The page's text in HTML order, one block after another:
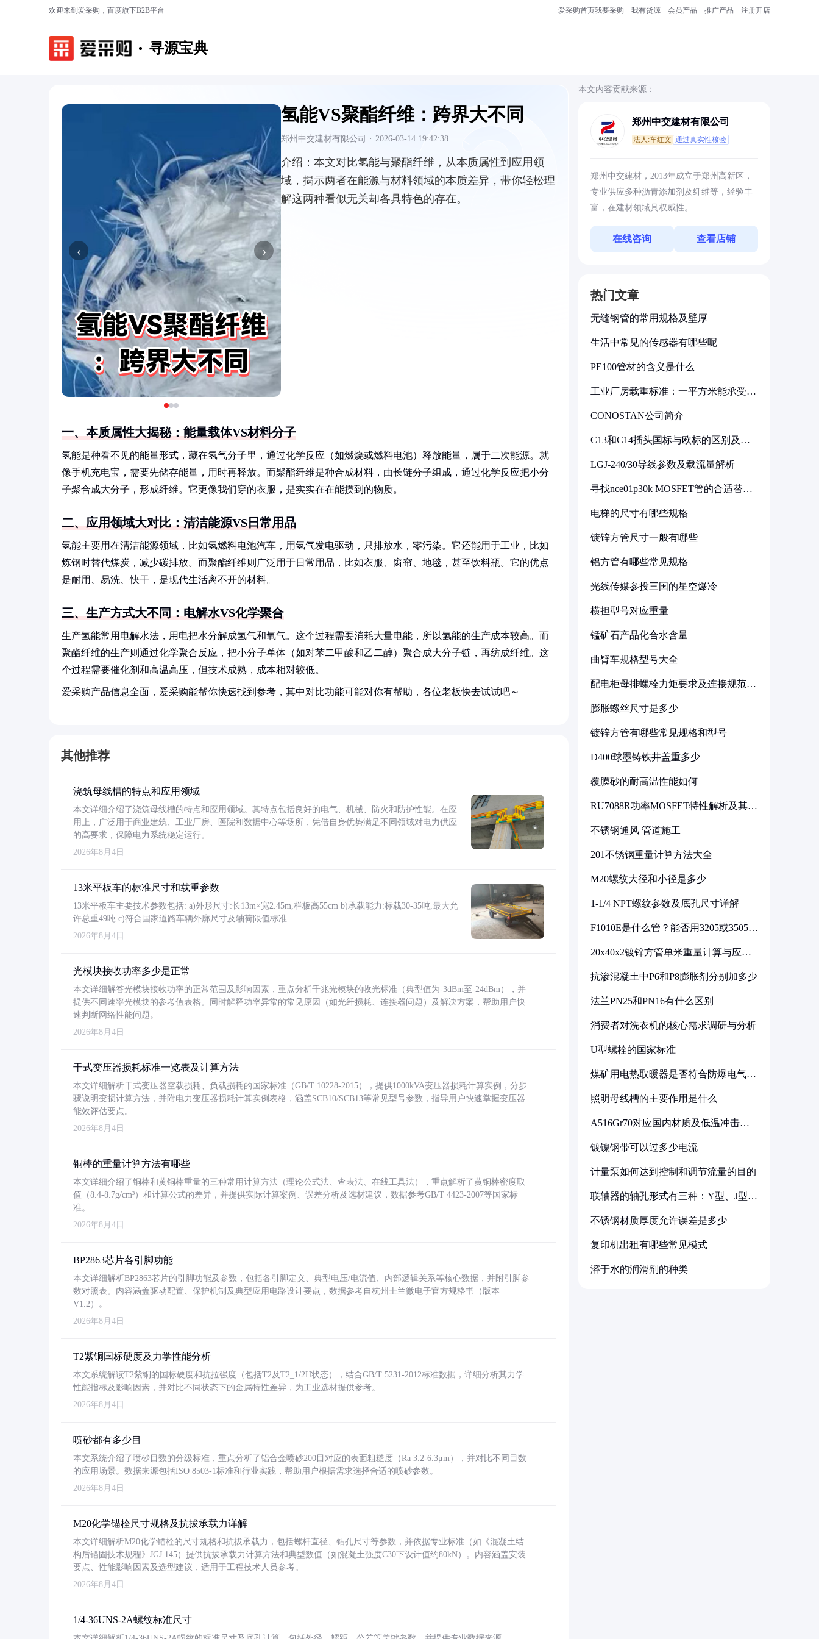
欢迎来到爱采购，百度旗下B2B平台 爱采购首页我要采购 我有货源 会员产品 推广产品 注册开店
寻源宝典
‹ ›
氢能VS聚酯纤维：跨界大不同
郑州中交建材有限公司 · 2026-03-14 19:42:38
介绍： 本文对比氢能与聚酯纤维，从本质属性到应用领
域，揭示两者在能源与材料领域的本质差异，带你轻松理
解这两种看似无关却各具特色的存在。
一、本质属性大揭秘：能量载体VS材料分子
氢能是种看不见的能量形式，藏在氢气分子里，通过化学反应（如燃烧或燃料电池）释放能量，属于二次能源。就
像手机充电宝，需要先储存能量，用时再释放。而聚酯纤维是种合成材料，由长链分子组成，通过化学反应把小分
子聚合成大分子，形成纤维。它更像我们穿的衣服，是实实在在能摸到的物质。
二、应用领域大对比：清洁能源VS日常用品
氢能主要用在清洁能源领域，比如氢燃料电池汽车，用氢气发电驱动，只排放水，零污染。它还能用于工业，比如
炼钢时替代煤炭，减少碳排放。而聚酯纤维则广泛用于日常用品，比如衣服、窗帘、地毯，甚至饮料瓶。它的优点
是耐用、易洗、快干，是现代生活离不开的材料。
三、生产方式大不同：电解水VS化学聚合
生产氢能常用电解水法，用电把水分解成氢气和氧气。这个过程需要消耗大量电能，所以氢能的生产成本较高。而
聚酯纤维的生产则通过化学聚合反应，把小分子单体（如对苯二甲酸和乙二醇）聚合成大分子链，再纺成纤维。这
个过程需要催化剂和高温高压，但技术成熟，成本相对较低。
爱采购产品信息全面，爱采购能帮你快速找到参考，其中对比功能可能对你有帮助，各位老板快去试试吧～
其他推荐
浇筑母线槽的特点和应用领域
本文详细介绍了浇筑母线槽的特点和应用领域。其特点包括良好的电气、机械、防火和防护性能。在应
用上，广泛用于商业建筑、工业厂房、医院和数据中心等场所，凭借自身优势满足不同领域对电力供应
的高要求，保障电力系统稳定运行。
2026年8月4日
13米平板车的标准尺寸和载重参数
13米平板车主要技术参数包括: a)外形尺寸:长13m×宽2.45m,栏板高55cm b)承载能力:标载30-35吨,最大允
许总重49吨 c)符合国家道路车辆外廓尺寸及轴荷限值标准
2026年8月4日
光模块接收功率多少是正常
本文详细解答光模块接收功率的正常范围及影响因素，重点分析千兆光模块的收光标准（典型值为-3dBm至-24dBm），并
提供不同速率光模块的参考值表格。同时解释功率异常的常见原因（如光纤损耗、连接器问题）及解决方案，帮助用户快
速判断网络性能问题。
2026年8月4日
干式变压器损耗标准一览表及计算方法
本文详细解析干式变压器空载损耗、负载损耗的国家标准（GB/T 10228-2015），提供1000kVA变压器损耗计算实例，分步
骤说明变损计算方法，并附电力变压器损耗计算实例表格，涵盖SCB10/SCB13等常见型号参数，指导用户快速掌握变压器
能效评估要点。
2026年8月4日
铜棒的重量计算方法有哪些
本文详细介绍了铜棒和黄铜棒重量的三种常用计算方法（理论公式法、查表法、在线工具法），重点解析了黄铜棒密度取
值（8.4-8.7g/cm³）和计算公式的差异，并提供实际计算案例、误差分析及选材建议，数据参考GB/T 4423-2007等国家标
准。
2026年8月4日
BP2863芯片各引脚功能
本文详细解析BP2863芯片的引脚功能及参数，包括各引脚定义、典型电压/电流值、内部逻辑关系等核心数据，并附引脚参
数对照表。内容涵盖驱动配置、保护机制及典型应用电路设计要点，数据参考自杭州士兰微电子官方规格书（版本
V1.2）。
2026年8月4日
T2紫铜国标硬度及力学性能分析
本文系统解读T2紫铜的国标硬度和抗拉强度（包括T2及T2_1/2H状态），结合GB/T 5231-2012标准数据，详细分析其力学
性能指标及影响因素，并对比不同状态下的金属特性差异，为工业选材提供参考。
2026年8月4日
喷砂都有多少目
本文系统介绍了喷砂目数的分级标准，重点分析了铝合金喷砂200目对应的表面粗糙度（Ra 3.2-6.3μm），并对比不同目数
的应用场景。数据来源包括ISO 8503-1标准和行业实践，帮助用户根据需求选择合适的喷砂参数。
2026年8月4日
M20化学锚栓尺寸规格及抗拔承载力详解
本文详细解析M20化学锚栓的尺寸规格和抗拔承载力，包括螺杆直径、钻孔尺寸等参数，并依据专业标准（如《混凝土结
构后锚固技术规程》JGJ 145）提供抗拔承载力计算方法和典型数值（如混凝土强度C30下设计值约80kN）。内容涵盖安装
要点、性能影响因素及选型建议，适用于工程技术人员参考。
2026年8月4日
1/4-36UNS-2A螺纹标准尺寸
本文内容贡献来源：
郑州中交建材有限公司
法人:车红文 通过真实性核验
郑州中交建材，2013年成立于郑州高新区，
专业供应多种沥青添加剂及纤维等，经验丰
富，在建材领域具权威性。
在线咨询 查看店铺
热门文章
无缝钢管的常用规格及壁厚
生活中常见的传感器有哪些呢
PE100管材的含义是什么
工业厂房载重标准：一平方米能承受多
CONOSTAN公司简介
C13和C14插头国标与欧标的区别及其
LGJ-240/30导线参数及载流量解析
寻找nce01p30k MOSFET管的合适替代
电梯的尺寸有哪些规格
镀锌方管尺寸一般有哪些
铝方管有哪些常见规格
光线传媒参投三国的星空爆冷
横担型号对应重量
锰矿石产品化合水含量
曲臂车规格型号大全
配电柜母排螺栓力矩要求及连接规范详
膨胀螺丝尺寸是多少
镀锌方管有哪些常见规格和型号
D400球墨铸铁井盖重多少
覆膜砂的耐高温性能如何
RU7088R功率MOSFET特性解析及其在
不锈钢通风 管道施工
201不锈钢重量计算方法大全
M20螺纹大径和小径是多少
1-1/4 NPT螺纹参数及底孔尺寸详解
F1010E是什么管？能否用3205或3505代
20x40x2镀锌方管单米重量计算与应用
抗渗混凝土中P6和P8膨胀剂分别加多少
法兰PN25和PN16有什么区别
消费者对洗衣机的核心需求调研与分析
U型螺栓的国家标准
煤矿用电热取暖器是否符合防爆电气设
照明母线槽的主要作用是什么
A516Gr70对应国内材质及低温冲击要
镀镍钢带可以过多少电流
计量泵如何达到控制和调节流量的目的
联轴器的轴孔形式有三种：Y型、J型、
不锈钢材质厚度允许误差是多少
复印机出租有哪些常见模式
溶于水的润滑剂的种类